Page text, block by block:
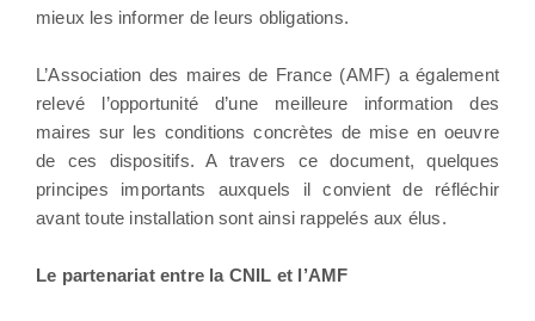
mieux les informer de leurs obligations.
L’Association des maires de France (AMF) a également
relevé l’opportunité d’une meilleure information des
maires sur les conditions concrètes de mise en oeuvre
de ces dispositifs. A travers ce document, quelques
principes importants auxquels il convient de réfléchir
avant toute installation sont ainsi rappelés aux élus.
Le partenariat entre la CNIL et l’AMF